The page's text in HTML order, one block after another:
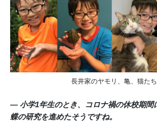
長井家のヤモリ、亀、猫たち
― 小学1年生のとき、コロナ禍の休校期間
蝶の研究を進めたそうですね。